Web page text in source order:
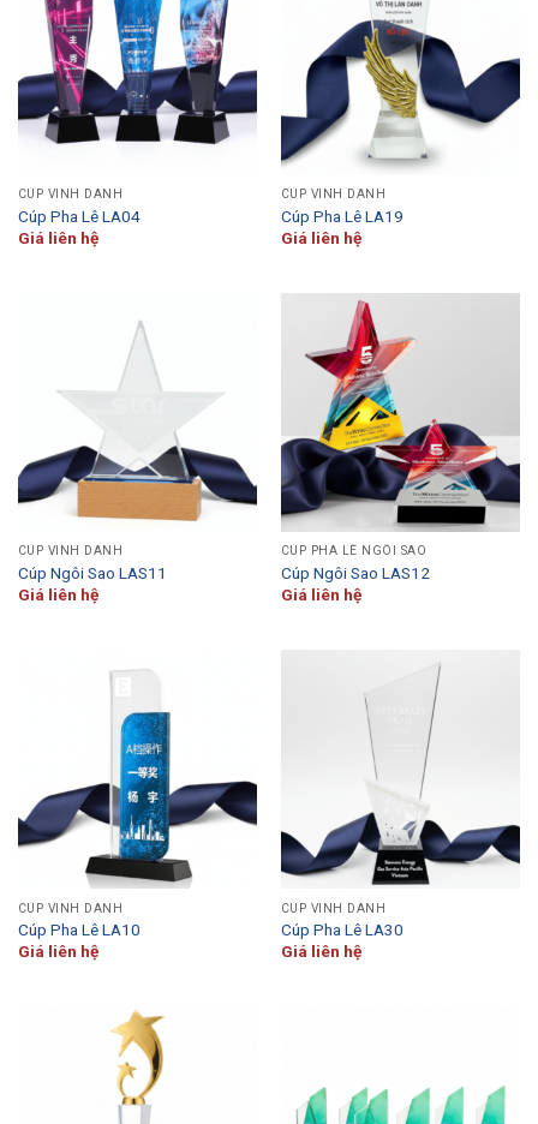
CÚP VINH DANH
Cúp Pha Lê LA04
Giá liên hệ
CÚP VINH DANH
Cúp Pha Lê LA19
Giá liên hệ
CÚP VINH DANH
Cúp Ngôi Sao LAS11
Giá liên hệ
CÚP PHA LÊ NGÔI SAO
Cúp Ngôi Sao LAS12
Giá liên hệ
CÚP VINH DANH
Cúp Pha Lê LA10
Giá liên hệ
CÚP VINH DANH
Cúp Pha Lê LA30
Giá liên hệ